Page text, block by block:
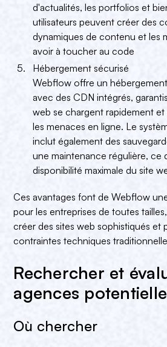
d'actualités, les portfolios et
utilisateurs peuvent créer des
dynamiques de contenu et les
avoir à toucher au code
Hébergement sécurisé
Webflow offre un
avec des CDN intégrés,
web se chargent rapidement
les menaces en ligne. Le
inclut également des
une maintenance régulière, ce
disponibilité maximale du site
Ces avantages font de Webflow
pour les entreprises de toutes
créer des sites web sophistiqués et
contraintes techniques
Rechercher et
agences
Où chercher